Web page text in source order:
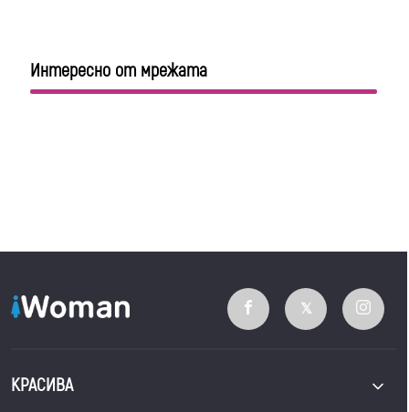
Интересно от мрежата
КРАСИВА